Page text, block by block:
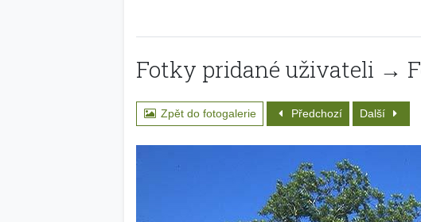
Fotky pridané uživateli →
Zpět do fotogalerie Předchozí Další